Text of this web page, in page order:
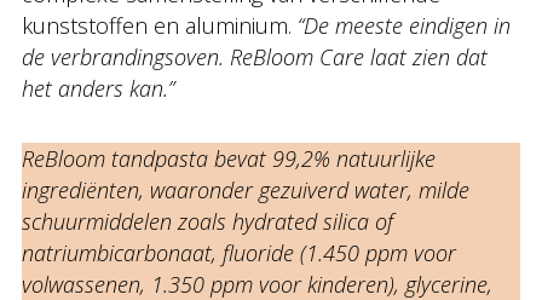
kunststoffen en aluminium. “De meeste eindigen in
de verbrandingsoven. ReBloom Care laat zien dat
het anders kan.”
ReBloom tandpasta bevat 99,2% natuurlijke
ingrediënten, waaronder gezuiverd water, milde
schuurmiddelen zoals hydrated silica of
natriumbicarbonaat, fluoride (1.450 ppm voor
volwassenen, 1.350 ppm voor kinderen), glycerine,